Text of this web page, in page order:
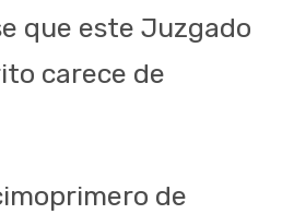
que este Juzgado
carece de
de